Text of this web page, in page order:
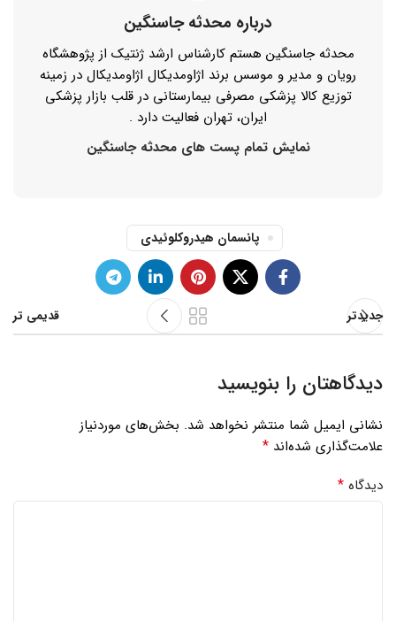
درباره محدثه جاسنگین
محدثه جاسنگین هستم کارشناس ارشد ژنتیک از پژوهشگاه
رویان و مدیر و موسس برند اژاومدیکال اژاومدیکال در زمینه
توزیع کالا پزشکی مصرفی بیمارستانی در قلب بازار پزشکی
ایران، تهران فعالیت دارد .
نمایش تمام پست های محدثه جاسنگین
پانسمان هیدروکلوئیدی
جدیدتر قدیمی تر
دیدگاهتان را بنویسید
نشانی ایمیل شما منتشر نخواهد شد. بخش‌های موردنیاز
علامت‌گذاری شده‌اند *
دیدگاه *